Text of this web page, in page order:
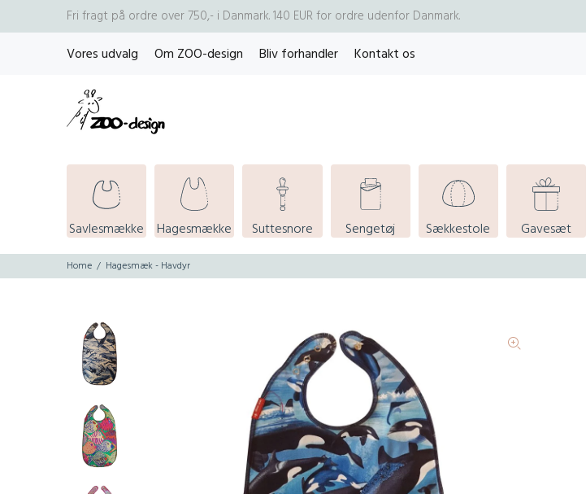
Fri fragt på ordre over 750,- i Danmark. 140 EUR for ordre udenfor Danmark.
Vores udvalg
Om ZOO-design Bliv forhandler Kontakt os
Savlesmække Hagesmække Suttesnore Sengetøj Sækkestole Gavesæt
Home Hagesmæk - Havdyr